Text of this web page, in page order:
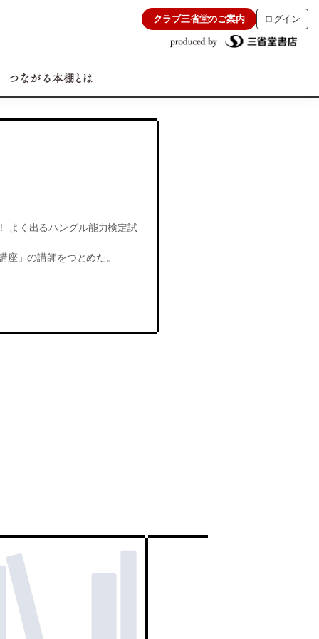
クラブ三省堂のご案内 ログイン
よく出るハングル能力検定試
」の講師をつとめた。